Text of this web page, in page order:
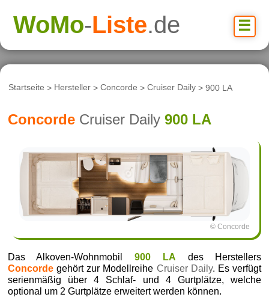
☰
WoMo-Liste.de
Startseite > Hersteller >Concorde >Cruiser Daily > 900 LA
Concorde Cruiser Daily 900 LA
© Concorde
Das Alkoven-Wohnmobil900 LA des Herstellers
Concordegehört zur Modellreihe Cruiser Daily. Es verfügt
serienmäßig über 4 Schlaf- und 4 Gurtplätze, welche
optional um 2 Gurtplätze erweitert werden können.